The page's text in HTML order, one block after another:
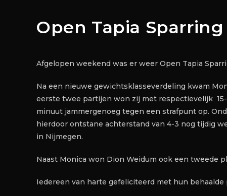
Open Tapia Sparring
Afgelopen weekend was er weer Open Tapia
Na een nieuwe gewichtsklasseverdeling kwam
eerste twee partijen won zij met respectievelijk
minuut jammergenoeg tegen een strafpunt op.
hierdoor ontstane achterstand van 4-3 nog tijdig
in Nijmegen.
Naast Monica won Dion Weidum ook een tweede
Iedereen van harte gefeliciteerd met hun behaalde